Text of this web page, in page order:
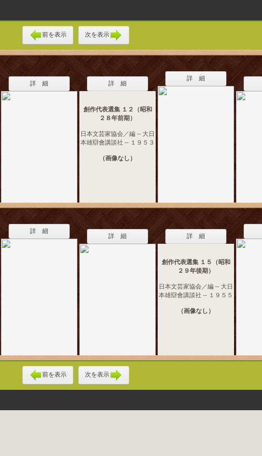
前を表示 次を表示
詳 細 詳 細
創作代表選集 １２（昭和
２８年前期）
日本文芸家協会／編 -- 大日
本雄辯會講談社 -- １９５３
（画像なし）
詳 細
詳 細
詳 細 詳 細
創作代表選集 １５（昭和
２９年後期）
日本文芸家協会／編 -- 大日
本雄辯會講談社 -- １９５５
（画像なし）
前を表示 次を表示